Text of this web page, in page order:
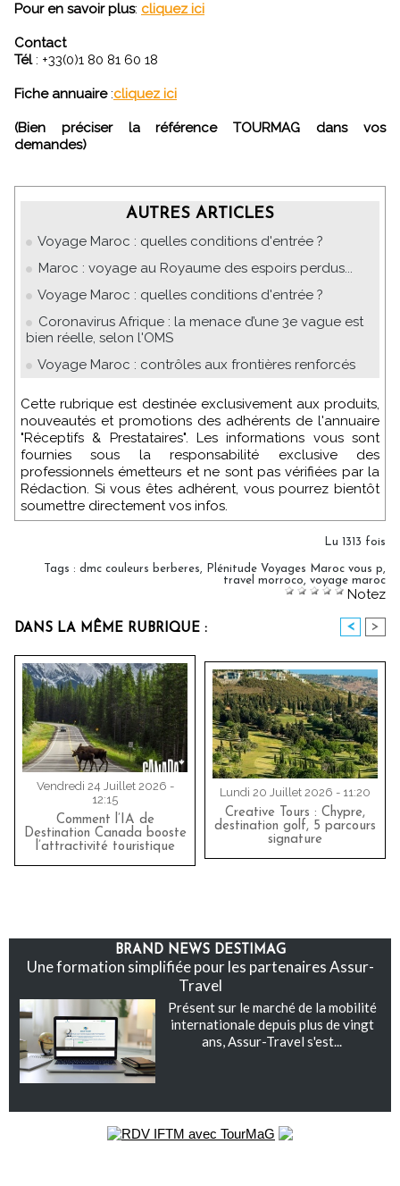
Pour en savoir plus: cliquez ici
Contact
Tél: +33(0)1 80 81 60 18
Fiche annuaire:cliquez ici
(Bien préciser la référence TOURMAG dans vos
demandes)
AUTRES ARTICLES
Voyage Maroc : quelles conditions d'entrée ?
Maroc : voyage au Royaume des espoirs perdus...
Voyage Maroc : quelles conditions d'entrée ?
Coronavirus Afrique : la menace d’une 3e vague est
bien réelle, selon l'OMS
Voyage Maroc : contrôles aux frontières renforcés
Cette rubrique est destinée exclusivement aux produits,
nouveautés et promotions des adhérents de l'annuaire
"Réceptifs & Prestataires". Les informations vous sont
fournies sous la responsabilité exclusive des
professionnels émetteurs et ne sont pas vérifiées par la
Rédaction. Si vous êtes adhérent, vous pourrez bientôt
soumettre directement vos infos.
Lu 1313 fois
Tags : dmc couleurs berberes, Plénitude Voyages Maroc vous p,
travel morroco, voyage maroc
Notez
DANS LA MÊME RUBRIQUE : < >
Vendredi 24 Juillet 2026 -
12:15
Comment l’IA de
Destination Canada booste
l’attractivité touristique
Lundi 20 Juillet 2026 - 11:20
Creative Tours : Chypre,
destination golf, 5 parcours
signature
BRAND NEWS DESTIMAG
Une formation simplifiée pour les partenaires Assur-
Travel
Présent sur le marché de la mobilité
internationale depuis plus de vingt
ans, Assur-Travel s'est...